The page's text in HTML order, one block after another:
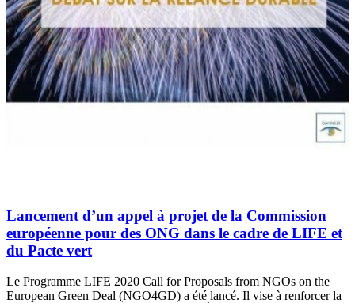
Lancement d’un appel à projet de la Commission
européenne pour des ONG dans le cadre de LIFE et
du Pacte vert
Le Programme LIFE 2020 Call for Proposals from NGOs on the
European Green Deal (NGO4GD) a été lancé. Il vise à renforcer la